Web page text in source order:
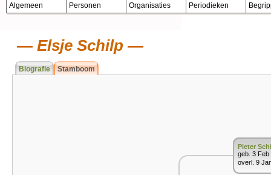
Algemeen Personen Organisaties Periodieken
Elsje Schilp
Biografie Stamboom
Pieter
geb. 3 Feb
overl. 9